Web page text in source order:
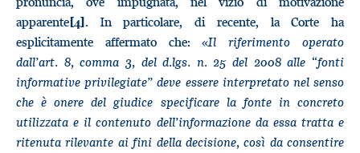
apparente[4]. In particolare, di recente, la Corte ha
esplicitamente affermato che: «Il riferimento operato
dall’art. 8, comma 3, del d.lgs. n. 25 del 2008 alle “fonti
informative privilegiate” deve essere interpretato nel senso
che è onere del giudice specificare la fonte in concreto
utilizzata e il contenuto dell’informazione da essa tratta e
ritenuta rilevante ai fini della decisione, così da consentire